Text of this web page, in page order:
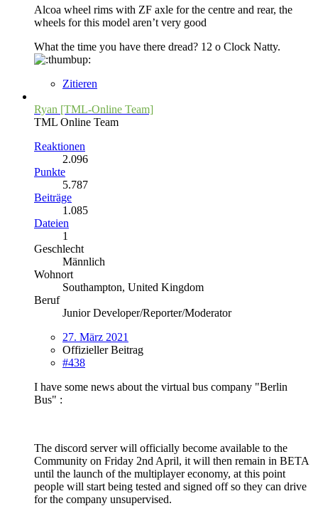
Alcoa wheel rims with ZF axle for the centre and rear, the
wheels for this model aren’t very good
What the time you have there dread? 12 o Clock Natty.
Zitieren
Ryan [TML-Online Team]
TML Online Team
Reaktionen
2.096
Punkte
5.787
Beiträge
1.085
Dateien
1
Geschlecht
Männlich
Wohnort
Southampton, United Kingdom
Beruf
Junior Developer/Reporter/Moderator
27. März 2021
Offizieller Beitrag
#438
I have some news about the virtual bus company "Berlin
Bus" :
The discord server will officially become available to the
Community on Friday 2nd April, it will then remain in BETA
until the launch of the multiplayer economy, at this point
people will start being tested and signed off so they can drive
for the company unsupervised.